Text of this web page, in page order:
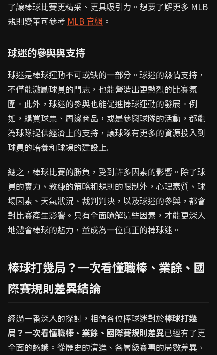
了讓棒球比賽更精采、更具吸引力。想要了解更多 MLB
規則變革可參考 MLB 官網 。
球迷的參與與支持
球迷是棒球運動不可或缺的一部分。球迷的熱情支持，
不僅能激勵球員的鬥志，也能營造出更熱烈的比賽氛
圍。此外，球迷的參與也能促進棒球運動的發展。例
如，購買球票、周邊商品，或是參與球隊的活動，都能
為球隊提供經濟上的支持，讓球隊有更多的資源投入到
球員的培養和球場的建設上.
總之，棒球比賽的勝負，受到許多因素的影響。除了球
員的實力、教練的策略和規則的限制外，心理素質、球
場因素、天氣狀況、裁判判決，以及球迷的參與，都會
對比賽產生影響。只有全面瞭解這些因素，才能更深入
地體會棒球的魅力，並成為一位真正的棒球迷。
棒球打幾局？一次看懂職棒、業餘、國
際賽規則差異結論
經過一番深入的探討，相信各位棒球迷對於棒球打幾
局？一次看懂職棒、業餘、國際賽規則差異已經有了更
全面的認識。從歷史的演進、各層級賽事的局數差異、